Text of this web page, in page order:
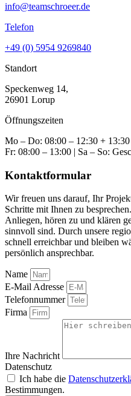
info@teamschroeer.de
Telefon
+49 (0) 5954 9269840
Standort
Speckenweg 14,
26901 Lorup
Öffnungszeiten
Mo – Do: 08:00 – 12:30 +
Fr: 08:00 – 13:00 | Sa – So:
Kontaktformular
Wir freuen uns darauf, Ihr
Schritte mit Ihnen zu besprechen.
Anliegen, hören zu und klären
sinnvoll sind. Durch unsere
schnell erreichbar und bleiben
persönlich ansprechbar.
Name
E-Mail Adresse
Telefonnummer
Firma
Ihre Nachricht
Datenschutz
Ich habe die
Bestimmungen.